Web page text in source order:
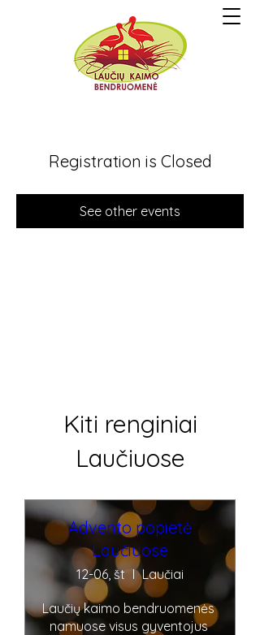
Registration is Closed
See other events
Kiti renginiai
Laučiuose
Advento popietė
Laučiuose
12-06, št Laučiai
Laučių kaimo bendruomenės
namuose visus gyventojus